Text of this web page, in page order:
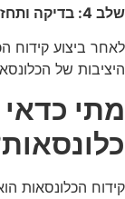
שלב 4: בדיקה ותחזוקה
לאחר ביצוע קידוח
היציבות של
מתי
קידוח הכלונסאות